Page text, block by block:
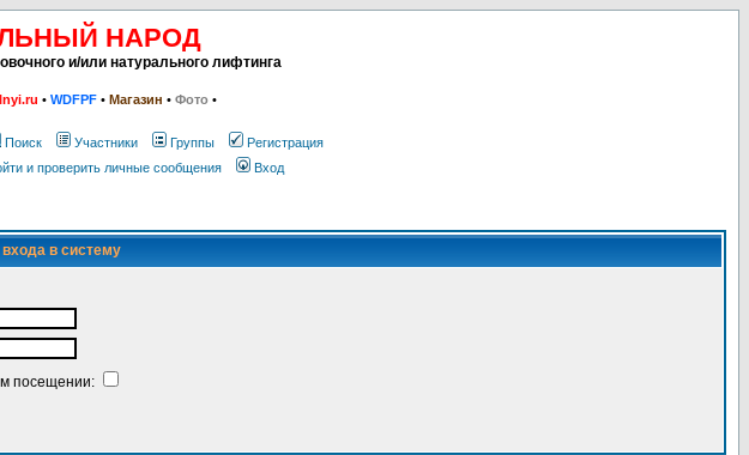
НАРОД
и/или натурального лифтинга
• WDFPF• Магазин • Фото•
Поиск Участники Группы
Регистрация
и проверить личные сообщения Вход
в систему
посещении: